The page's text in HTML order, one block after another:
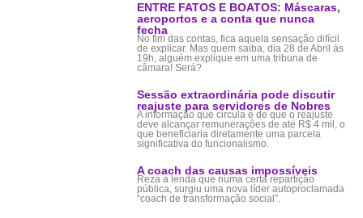
ENTRE FATOS E BOATOS: Máscaras,
aeroportos e a conta que nunca
fecha
No fim das contas, fica aquela sensação difícil
de explicar. Mas quem saiba, dia 28 de Abril ás
19h, alguém explique em uma tribuna de
câmara! Será?
Sessão extraordinária pode discutir
reajuste para servidores de Nobres
A informação que circula é de que o reajuste
deve alcançar remunerações de até R$ 4 mil, o
que beneficiaria diretamente uma parcela
significativa do funcionalismo.
A coach das causas impossíveis
Reza a lenda que numa certa repartição
pública, surgiu uma nova líder autoproclamada
“coach de transformação social”.